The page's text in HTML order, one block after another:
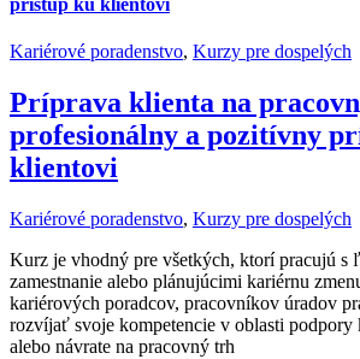
prístup ku klientovi
Kariérové poradenstvo, Kurzy pre dospelých
Príprava klienta na
profesionálny a pozitívny
klientovi
Kariérové poradenstvo, Kurzy pre dospelých
Kurz je vhodný pre všetkých, ktorí pracujú
zamestnanie alebo plánujúcimi kariérnu
kariérových poradcov, pracovníkov úradov
rozvíjať svoje kompetencie v oblasti podpory
alebo návrate na pracovný trh